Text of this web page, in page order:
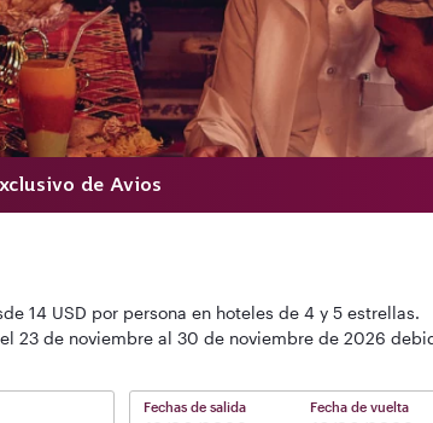
de Avios
14 USD por persona en hoteles de 4 y 5 estrellas.
23 de noviembre al 30 de noviembre de 2026
Fechas de salida Fecha de vuelta